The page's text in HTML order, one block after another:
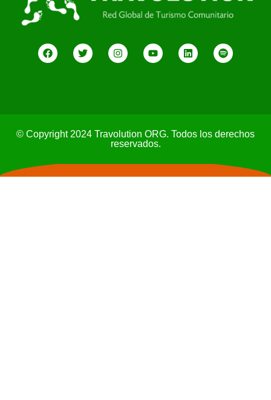
© Copyright 2024 Travolution ORG. Todos los derechos
reservados.